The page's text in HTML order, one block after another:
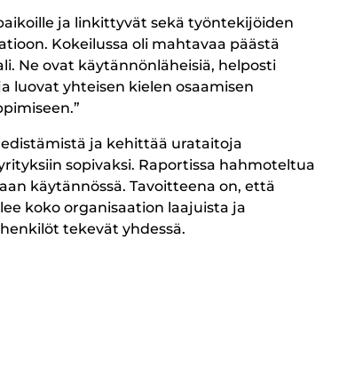
ja linkittyvät sekä työntekijöiden
Kokeilussa oli mahtavaa päästä
Ne ovat käytännönläheisiä, helposti
luovat yhteisen kielen osaamisen
ja kehittää urataitoja
sopivaksi. Raportissa hahmoteltua
käytännössä. Tavoitteena on, että
koko organisaation laajuista ja
tekevät yhdessä.